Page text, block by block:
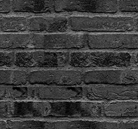
الذكاء Video Editing Services